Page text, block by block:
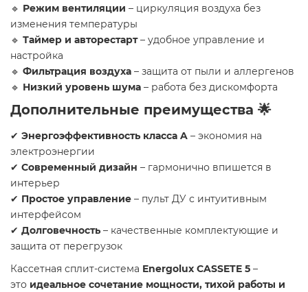
🔹 Режим вентиляции – циркуляция воздуха без
изменения температуры
🔹 Таймер и авторестарт– удобное управление и
настройка
🔹 Фильтрация воздуха – защита от пыли и аллергенов
🔹 Низкий уровень шума – работа без дискомфорта
Дополнительные преимущества 🌟
✔ Энергоэффективность класса A – экономия на
электроэнергии
✔ Современный дизайн – гармонично впишется в
интерьер
✔ Простое управление – пульт ДУ с интуитивным
интерфейсом
✔ Долговечность – качественные комплектующие и
защита от перегрузок
Кассетная сплит-система Energolux CASSETE 5 –
это идеальное сочетание мощности, тихой работы и